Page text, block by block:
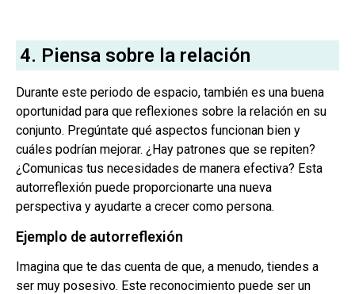
4. Piensa sobre la relación
Durante este periodo de espacio, también es una buena
oportunidad para que reflexiones sobre la relación en su
conjunto. Pregúntate qué aspectos funcionan bien y
cuáles podrían mejorar. ¿Hay patrones que se repiten?
¿Comunicas tus necesidades de manera efectiva? Esta
autorreflexión puede proporcionarte una nueva
perspectiva y ayudarte a crecer como persona.
Ejemplo de autorreflexión
Imagina que te das cuenta de que, a menudo, tiendes a
ser muy posesivo. Este reconocimiento puede ser un